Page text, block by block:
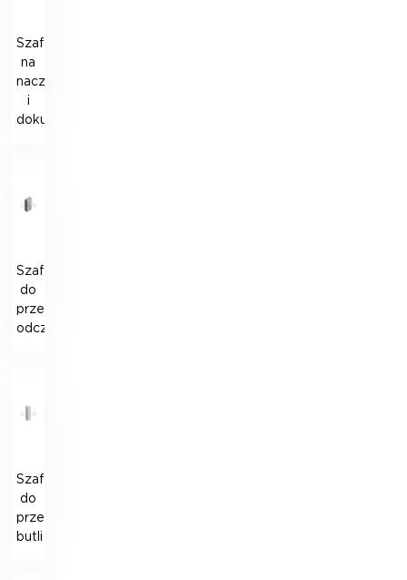
Szafka
na
naczynia
i
dokumenty
Szafka
do
przechowywania
odczynników
Szafka
do
przechowywania
butli